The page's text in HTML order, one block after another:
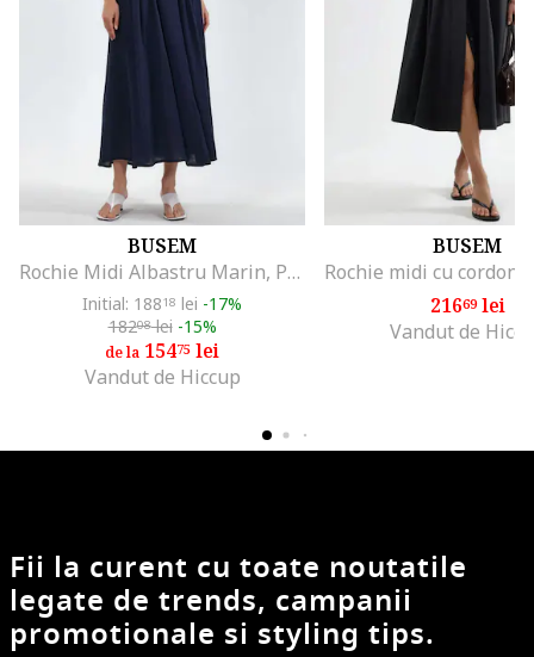
BUSEM
Rochie Midi Albastru Marin, Poliester, Fara Maneci, Decolteu Patrat
Initial: 18818 lei -17%
18208lei -15%
de la 15475 lei
Vandut de Hiccup
BUSEM
21669lei
Vandut de
Fii la curent cu toate noutatile
legate de trends, campanii
promotionale si styling tips.